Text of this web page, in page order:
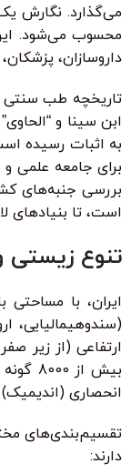
می‌گذارد. نگارش
محسوب می‌شود.
داروسازان،
تاریخچه طب سنتی
ابن سینا و
به اثبات رسیده
برای جامعه علمی
بررسی جنبه‌های
است، تا بنیادهای
تنوع زیستی
(سندوهیمالیایی،
انحصاری
تقسیم‌بندی‌های
دارند: